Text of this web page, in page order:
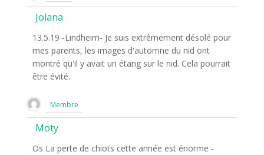
Jolana
13.5.19 -Lindheim- Je suis extrêmement désolé pour
mes parents, les images d'automne du nid ont
montré qu'il y avait un étang sur le nid. Cela pourrait
être évité.
Membre
Moty
Os La perte de chiots cette année est énorme -